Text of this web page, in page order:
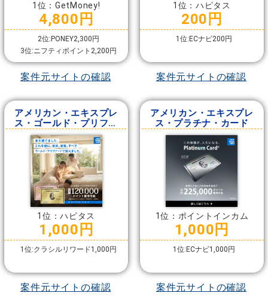
1位：GetMoney!
4,800円
2位:PONEY2,300円
3位:ニフティポイント2,200円
案件元サイトの確認
1位：ハピタス
200円
1位:ECナビ200円
案件元サイトの確認
アメリカン・エキスプレ
ス・ゴールド・プリファ
ード・カード
1位：ハピタス
1,000円
1位:クラシルリワード1,000円
案件元サイトの確認
アメリカン・エキスプレ
ス・プラチナ・カード
1位：ポイントインカム
1,000円
1位:ECナビ1,000円
案件元サイトの確認